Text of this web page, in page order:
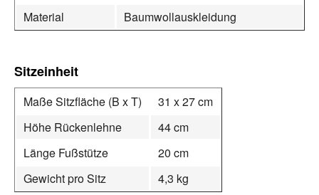
Material
Baumwollauskleidung
Sitzeinheit
Maße Sitzfläche (B x T)
31 x 27 cm
Höhe Rückenlehne
44 cm
Länge Fußstütze
20 cm
Gewicht pro Sitz
4,3 kg